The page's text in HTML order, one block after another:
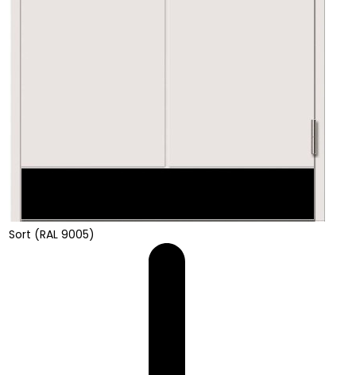
Sort (RAL 9005)